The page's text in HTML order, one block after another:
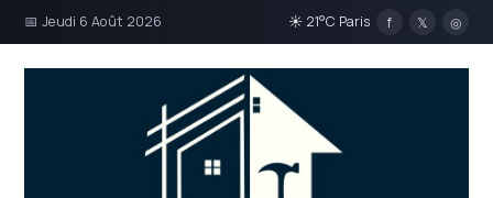
📅 Jeudi 6 Août 2026 ☀ 21°C Paris f 𝕏 ◎